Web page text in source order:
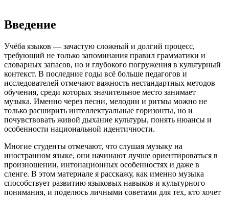
Введение
Учёба языков — зачастую сложный и долгий процесс,
требующий не только запоминания правил грамматики и
словарных запасов, но и глубокого погружения в культурный
контекст. В последние годы всё больше педагогов и
исследователей отмечают важность нестандартных методов
обучения, среди которых значительное место занимает
музыка. Именно через песни, мелодии и ритмы можно не
только расширить интеллектуальные горизонты, но и
почувствовать живой дыхание культуры, понять нюансы и
особенности национальной идентичности.
Многие студенты отмечают, что слушая музыку на
иностранном языке, они начинают лучше ориентироваться в
произношении, интонационных особенностях и даже в
сленге. В этом материале я расскажу, как именно музыка
способствует развитию языковых навыков и культурного
понимания, и поделюсь личными советами для тех, кто хочет